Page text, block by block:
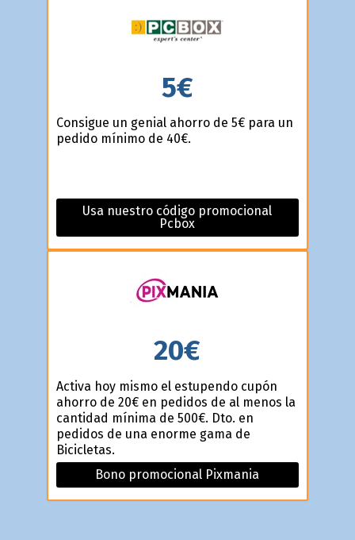
5€
Consigue un genial ahorro de 5€ para un
pedido mínimo de 40€.
Usa nuestro código promocional
Pcbox
20€
Activa hoy mismo el estupendo cupón
ahorro de 20€ en pedidos de al menos la
cantidad mínima de 500€. Dto. en
pedidos de una enorme gama de
Bicicletas.
Bono promocional Pixmania